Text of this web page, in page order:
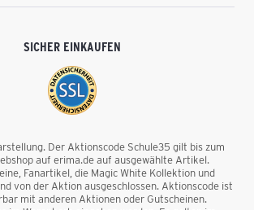
SICHER EINKAUFEN
Der Aktionscode Schule35 gilt bis zum
auf erima.de auf ausgewählte Artikel.
Fanartikel, die Magic White Kollektion und
von der Aktion ausgeschlossen. Aktionscode ist
mit anderen Aktionen oder Gutscheinen.